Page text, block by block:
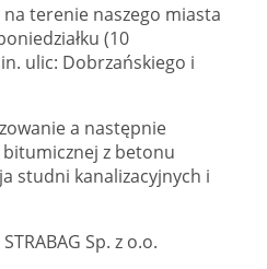
terenie naszego miasta
(10
ulic: Dobrzańskiego i
a następnie
z betonu
studni kanalizacyjnych i
Sp. z o.o.